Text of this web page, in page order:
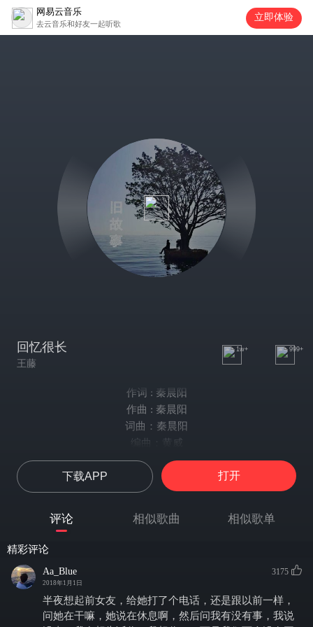
网易云音乐
去云音乐和好友一起听歌
立即体验
回忆很长
王藤
1w+ 999+
作词 : 秦晨阳
作曲 : 秦晨阳
词曲：秦晨阳
编曲：黄威
后期：miso
我一个人
度过漫长的时光
如果有一天
度过漫长的时光
你早已不在我身旁
下载APP 打开
评论 相似歌曲 相似歌单
精彩评论
Aa_Blue
2018年1月1日
3175
半夜想起前女友，给她打了个电话，还是跟以前一样，
问她在干嘛，她说在休息啊，然后问我有没有事，我说